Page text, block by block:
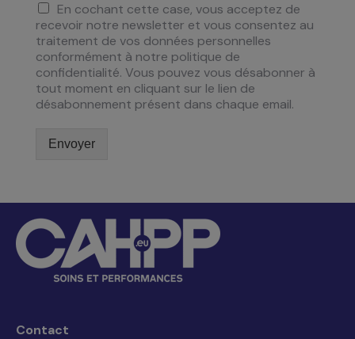
En cochant cette case, vous acceptez de
recevoir notre newsletter et vous consentez au
traitement de vos données personnelles
conformément à notre politique de
confidentialité. Vous pouvez vous désabonner à
tout moment en cliquant sur le lien de
désabonnement présent dans chaque email.
Envoyer
Contact